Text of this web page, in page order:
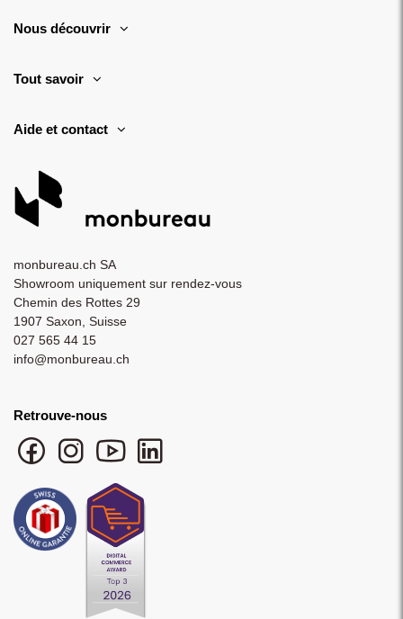
Nous découvrir
Tout savoir
Aide et contact
monbureau.ch SA
Showroom uniquement sur rendez-vous
Chemin des Rottes 29
1907 Saxon, Suisse
027 565 44 15
info@monbureau.ch
Retrouve-nous
Facebook monbureau
Instagram monbureau
YouTube monbureau